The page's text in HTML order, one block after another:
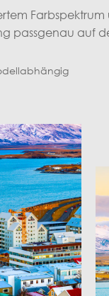
passgenau auf